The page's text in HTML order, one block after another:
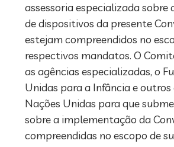
assessoria especializada
de dispositivos da presente
estejam compreendidos no
respectivos mandatos. O
as agências especializadas, o
Unidas para a Infância e outros
Nações Unidas para que
sobre a implementação da
compreendidas no escopo de